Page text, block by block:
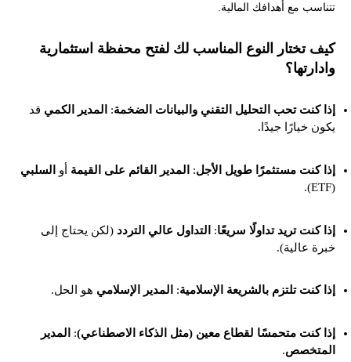
تتناسب مع أهدافك المالية.
كيف تختار النوع المناسب لك لفتح محفظة استثمارية
وادارتها؟
إذا كنت تحب التحليل التقني والبيانات الضخمة: المدير الكمي قد
يكون خيارًا جيدًا.
إذا كنت مستثمرًا طويل الأجل: المدير القائم على القيمة أو
السلبي
(ETF).
إذا كنت تريد تداولًا سريعًا: التداول عالي التردد (لكن يحتاج إلى
خبرة عالية).
إذا كنت تلتزم بالشريعة الإسلامية: المدير الإسلامي هو الحل.
إذا كنت متحمسًا لقطاع معين (مثل الذكاء الاصطناعي):
المدير
المتخصص.